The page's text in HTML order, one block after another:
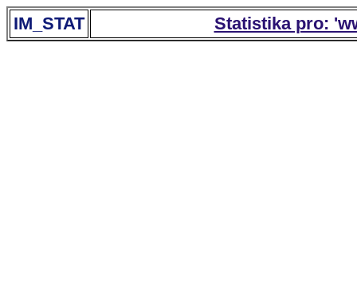
IM_STAT Statistika pro: